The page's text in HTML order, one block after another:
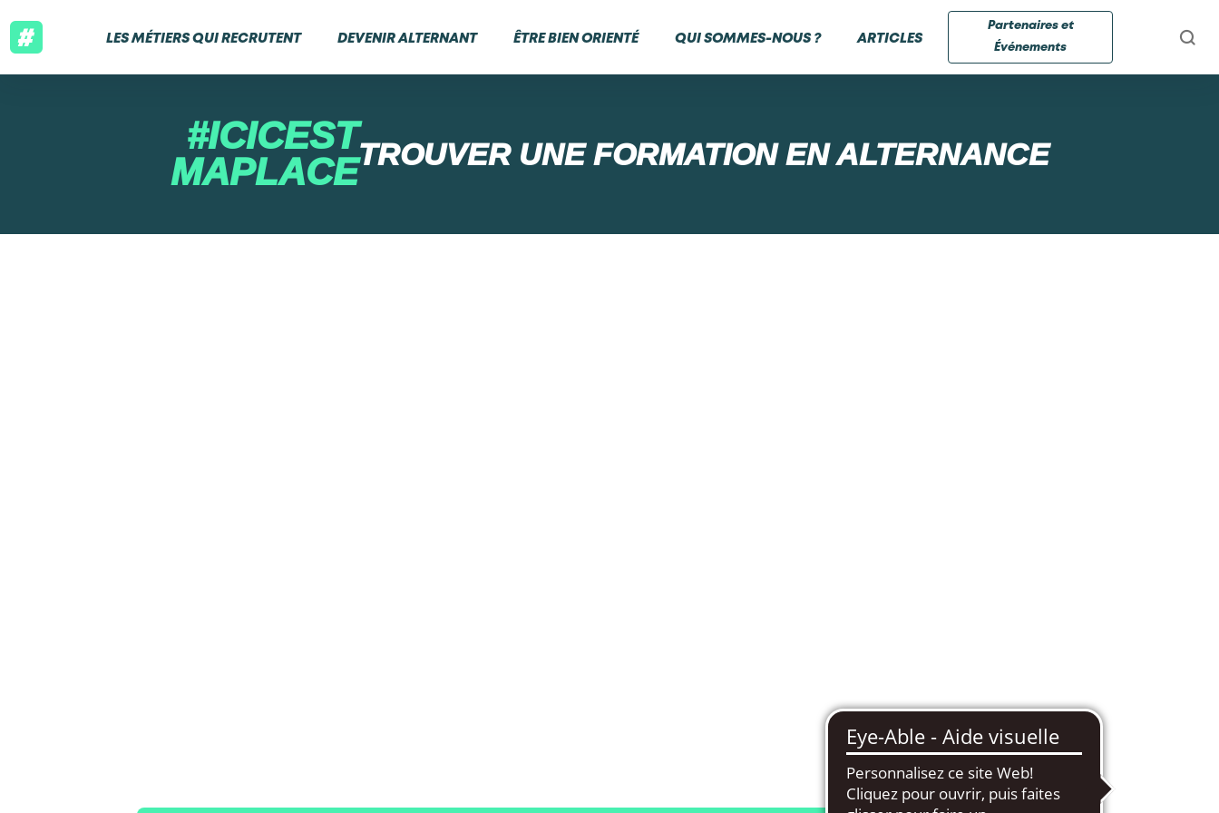
LES MÉTIERS QUI RECRUTENT DEVENIR ALTERNANT ÊTRE BIEN ORIENTÉ QUI SOMMES-NOUS ? ARTICLES
Partenaires et
Événements
#ICICEST
MAPLACETROUVER UNE FORMATION EN ALTERNANCE